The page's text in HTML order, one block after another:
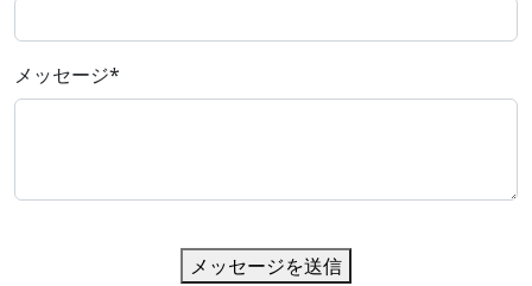
メッセージ*
メッセージを送信